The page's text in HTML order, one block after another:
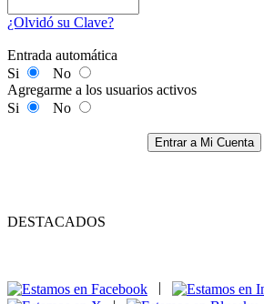
¿Olvidó su Clave?
Entrada automática
Si
No
Agregarme a los usuarios activos
Si
No
Entrar a Mi Cuenta
DESTACADOS